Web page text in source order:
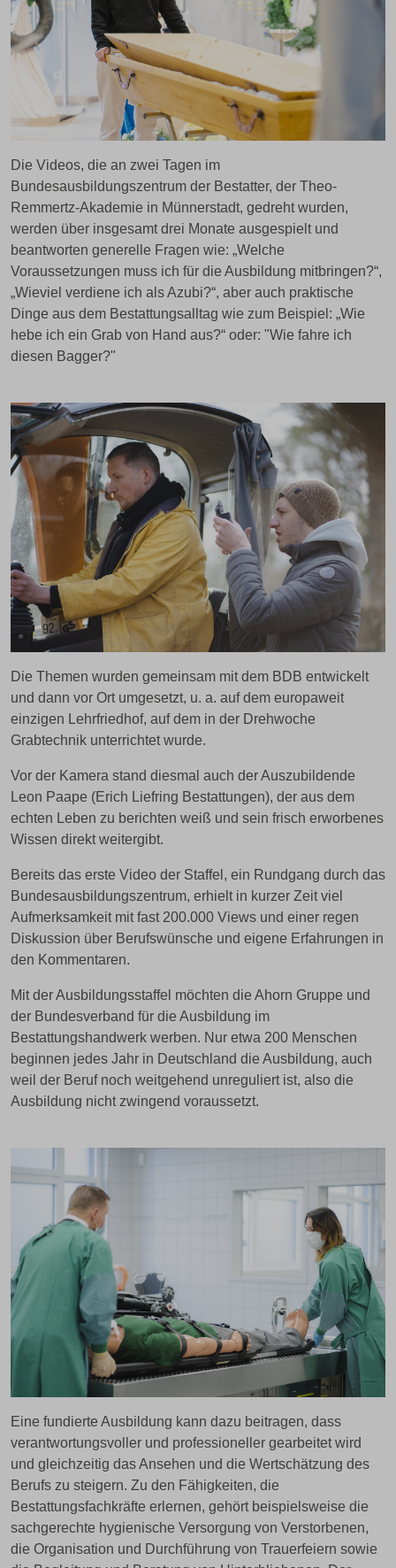
Die Videos, die an zwei Tagen im
Bundesausbildungszentrum der Bestatter, der Theo-
Remmertz-Akademie in Münnerstadt, gedreht wurden,
werden über insgesamt drei Monate ausgespielt und
beantworten generelle Fragen wie: „Welche
Voraussetzungen muss ich für die Ausbildung mitbringen?“,
„Wieviel verdiene ich als Azubi?“, aber auch praktische
Dinge aus dem Bestattungsalltag wie zum Beispiel: „Wie
hebe ich ein Grab von Hand aus?“ oder: "Wie fahre ich
diesen Bagger?"
Die Themen wurden gemeinsam mit dem BDB entwickelt
und dann vor Ort umgesetzt, u. a. auf dem europaweit
einzigen Lehrfriedhof, auf dem in der Drehwoche
Grabtechnik unterrichtet wurde.
Vor der Kamera stand diesmal auch der Auszubildende
Leon Paape (Erich Liefring Bestattungen), der aus dem
echten Leben zu berichten weiß und sein frisch erworbenes
Wissen direkt weitergibt.
Bereits das erste Video der Staffel, ein Rundgang durch das
Bundesausbildungszentrum, erhielt in kurzer Zeit viel
Aufmerksamkeit mit fast 200.000 Views und einer regen
Diskussion über Berufswünsche und eigene Erfahrungen in
den Kommentaren.
Mit der Ausbildungsstaffel möchten die Ahorn Gruppe und
der Bundesverband für die Ausbildung im
Bestattungshandwerk werben. Nur etwa 200 Menschen
beginnen jedes Jahr in Deutschland die Ausbildung, auch
weil der Beruf noch weitgehend unreguliert ist, also die
Ausbildung nicht zwingend voraussetzt.
Eine fundierte Ausbildung kann dazu beitragen, dass
verantwortungsvoller und professioneller gearbeitet wird
und gleichzeitig das Ansehen und die Wertschätzung des
Berufs zu steigern. Zu den Fähigkeiten, die
Bestattungsfachkräfte erlernen, gehört beispielsweise die
sachgerechte hygienische Versorgung von Verstorbenen,
die Organisation und Durchführung von Trauerfeiern sowie